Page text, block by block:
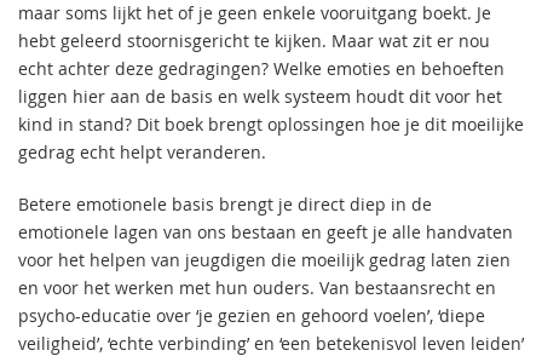
maar soms lijkt het of je geen enkele vooruitgang boekt. Je
hebt geleerd stoornisgericht te kijken. Maar wat zit er nou
echt achter deze gedragingen? Welke emoties en behoeften
liggen hier aan de basis en welk systeem houdt dit voor het
kind in stand? Dit boek brengt oplossingen hoe je dit moeilijke
gedrag echt helpt veranderen.
Betere emotionele basis brengt je direct diep in de
emotionele lagen van ons bestaan en geeft je alle handvaten
voor het helpen van jeugdigen die moeilijk gedrag laten zien
en voor het werken met hun ouders. Van bestaansrecht en
psycho-educatie over ‘je gezien en gehoord voelen’, ‘diepe
veiligheid’, ‘echte verbinding’ en ‘een betekenisvol leven leiden’